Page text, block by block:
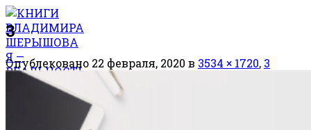
Skip
to
content
3
Опублековано 22 февраля, 2020 в 3534 × 1720, 3